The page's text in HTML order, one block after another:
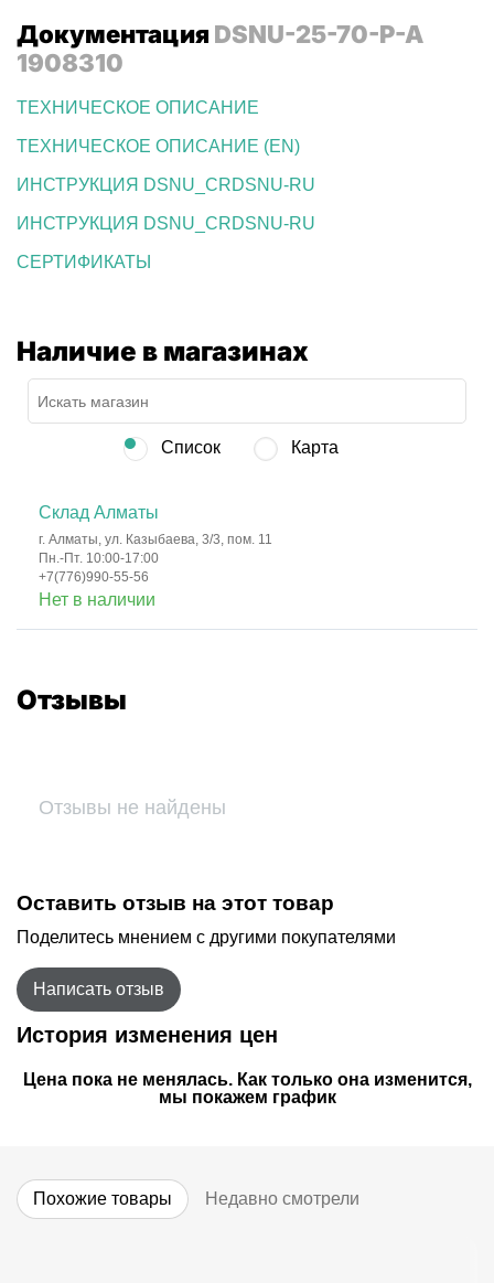
Документация DSNU-25-70-P-A
1908310
ТЕХНИЧЕСКОЕ ОПИСАНИЕ
ТЕХНИЧЕСКОЕ ОПИСАНИЕ (EN)
ИНСТРУКЦИЯ DSNU_CRDSNU-RU
ИНСТРУКЦИЯ DSNU_CRDSNU-RU
СЕРТИФИКАТЫ
Наличие в магазинах
Список Карта
Склад Алматы
г. Алматы, ул. Казыбаева, 3/3, пом. 11
Пн.-Пт. 10:00-17:00
+7(776)990-55-56
Нет в наличии
Отзывы
Отзывы не найдены
Оставить отзыв на этот товар
Поделитесь мнением с другими покупателями
Написать отзыв
История изменения цен
Цена пока не менялась. Как только она изменится,
мы покажем график
Похожие товары Недавно смотрели